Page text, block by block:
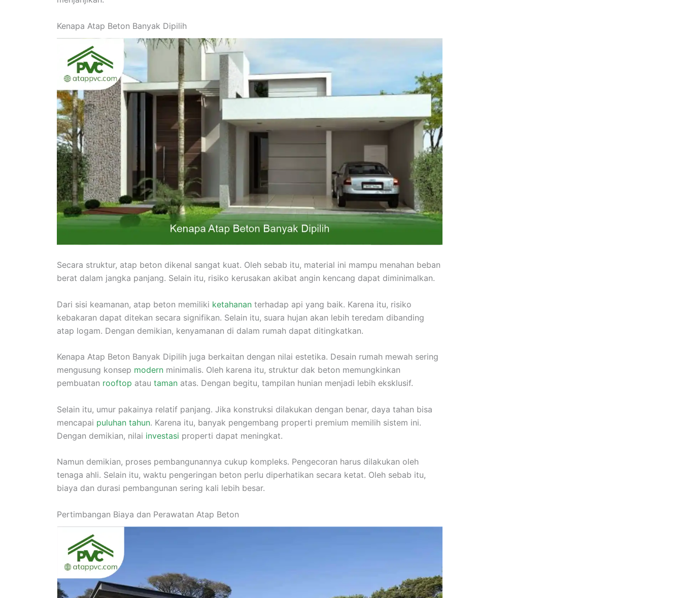
Kenapa Atap Beton Banyak Dipilih
Secara struktur, atap beton dikenal sangat kuat. Oleh sebab itu, material ini mampu menahan beban
berat dalam jangka panjang. Selain itu, risiko kerusakan akibat angin kencang dapat diminimalkan.
Dari sisi keamanan, atap beton memiliki ketahanan terhadap api yang baik. Karena itu, risiko
kebakaran dapat ditekan secara signifikan. Selain itu, suara hujan akan lebih teredam dibanding
atap logam. Dengan demikian, kenyamanan di dalam rumah dapat ditingkatkan.
Kenapa Atap Beton Banyak Dipilih juga berkaitan dengan nilai estetika. Desain rumah mewah sering
mengusung konsep modern minimalis. Oleh karena itu, struktur dak beton memungkinkan
pembuatan rooftop atau taman atas. Dengan begitu, tampilan hunian menjadi lebih eksklusif.
Selain itu, umur pakainya relatif panjang. Jika konstruksi dilakukan dengan benar, daya tahan bisa
mencapai puluhan tahun. Karena itu, banyak pengembang properti premium memilih sistem ini.
Dengan demikian, nilai investasi properti dapat meningkat.
Namun demikian, proses pembangunannya cukup kompleks. Pengecoran harus dilakukan oleh
tenaga ahli. Selain itu, waktu pengeringan beton perlu diperhatikan secara ketat. Oleh sebab itu,
biaya dan durasi pembangunan sering kali lebih besar.
Pertimbangan Biaya dan Perawatan Atap Beton